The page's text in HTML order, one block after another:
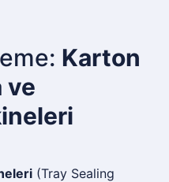
Karton
ve
(Tray Sealing